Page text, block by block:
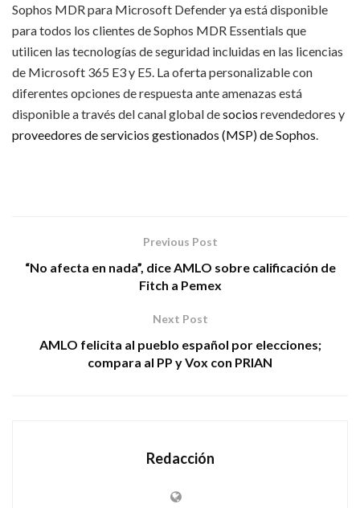
Sophos MDR para Microsoft Defender ya está disponible
para todos los clientes de Sophos MDR Essentials que
utilicen las tecnologías de seguridad incluidas en las licencias
de Microsoft 365 E3 y E5. La oferta personalizable con
diferentes opciones de respuesta ante amenazas está
disponible a través del canal global desocios revendedores y
proveedores de servicios gestionados (MSP) de Sophos
Previous Post
“No afecta en nada”, dice AMLO sobre calificación de
Fitch a Pemex
Next Post
AMLO felicita al pueblo español por elecciones;
compara al PP y Vox con PRIAN
Redacción